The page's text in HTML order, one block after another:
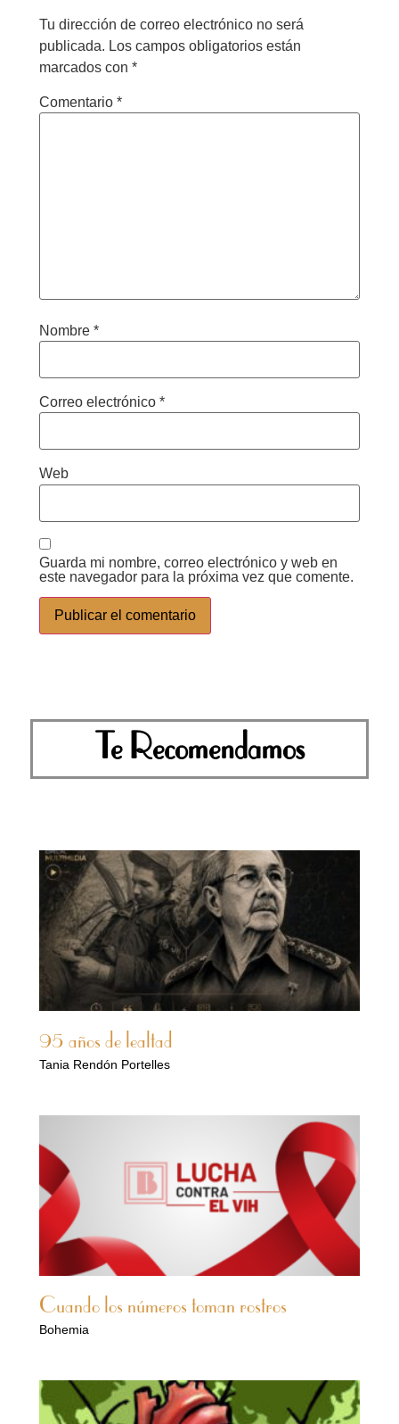
Tu dirección de correo electrónico no será
publicada. Los campos obligatorios están
marcados con *
Comentario *
Nombre *
Correo electrónico *
Web
Guarda mi nombre, correo electrónico y web en
este navegador para la próxima vez que comente.
Te Recomendamos
95 años de lealtad
Tania Rendón Portelles
Cuando los números toman rostros
Bohemia